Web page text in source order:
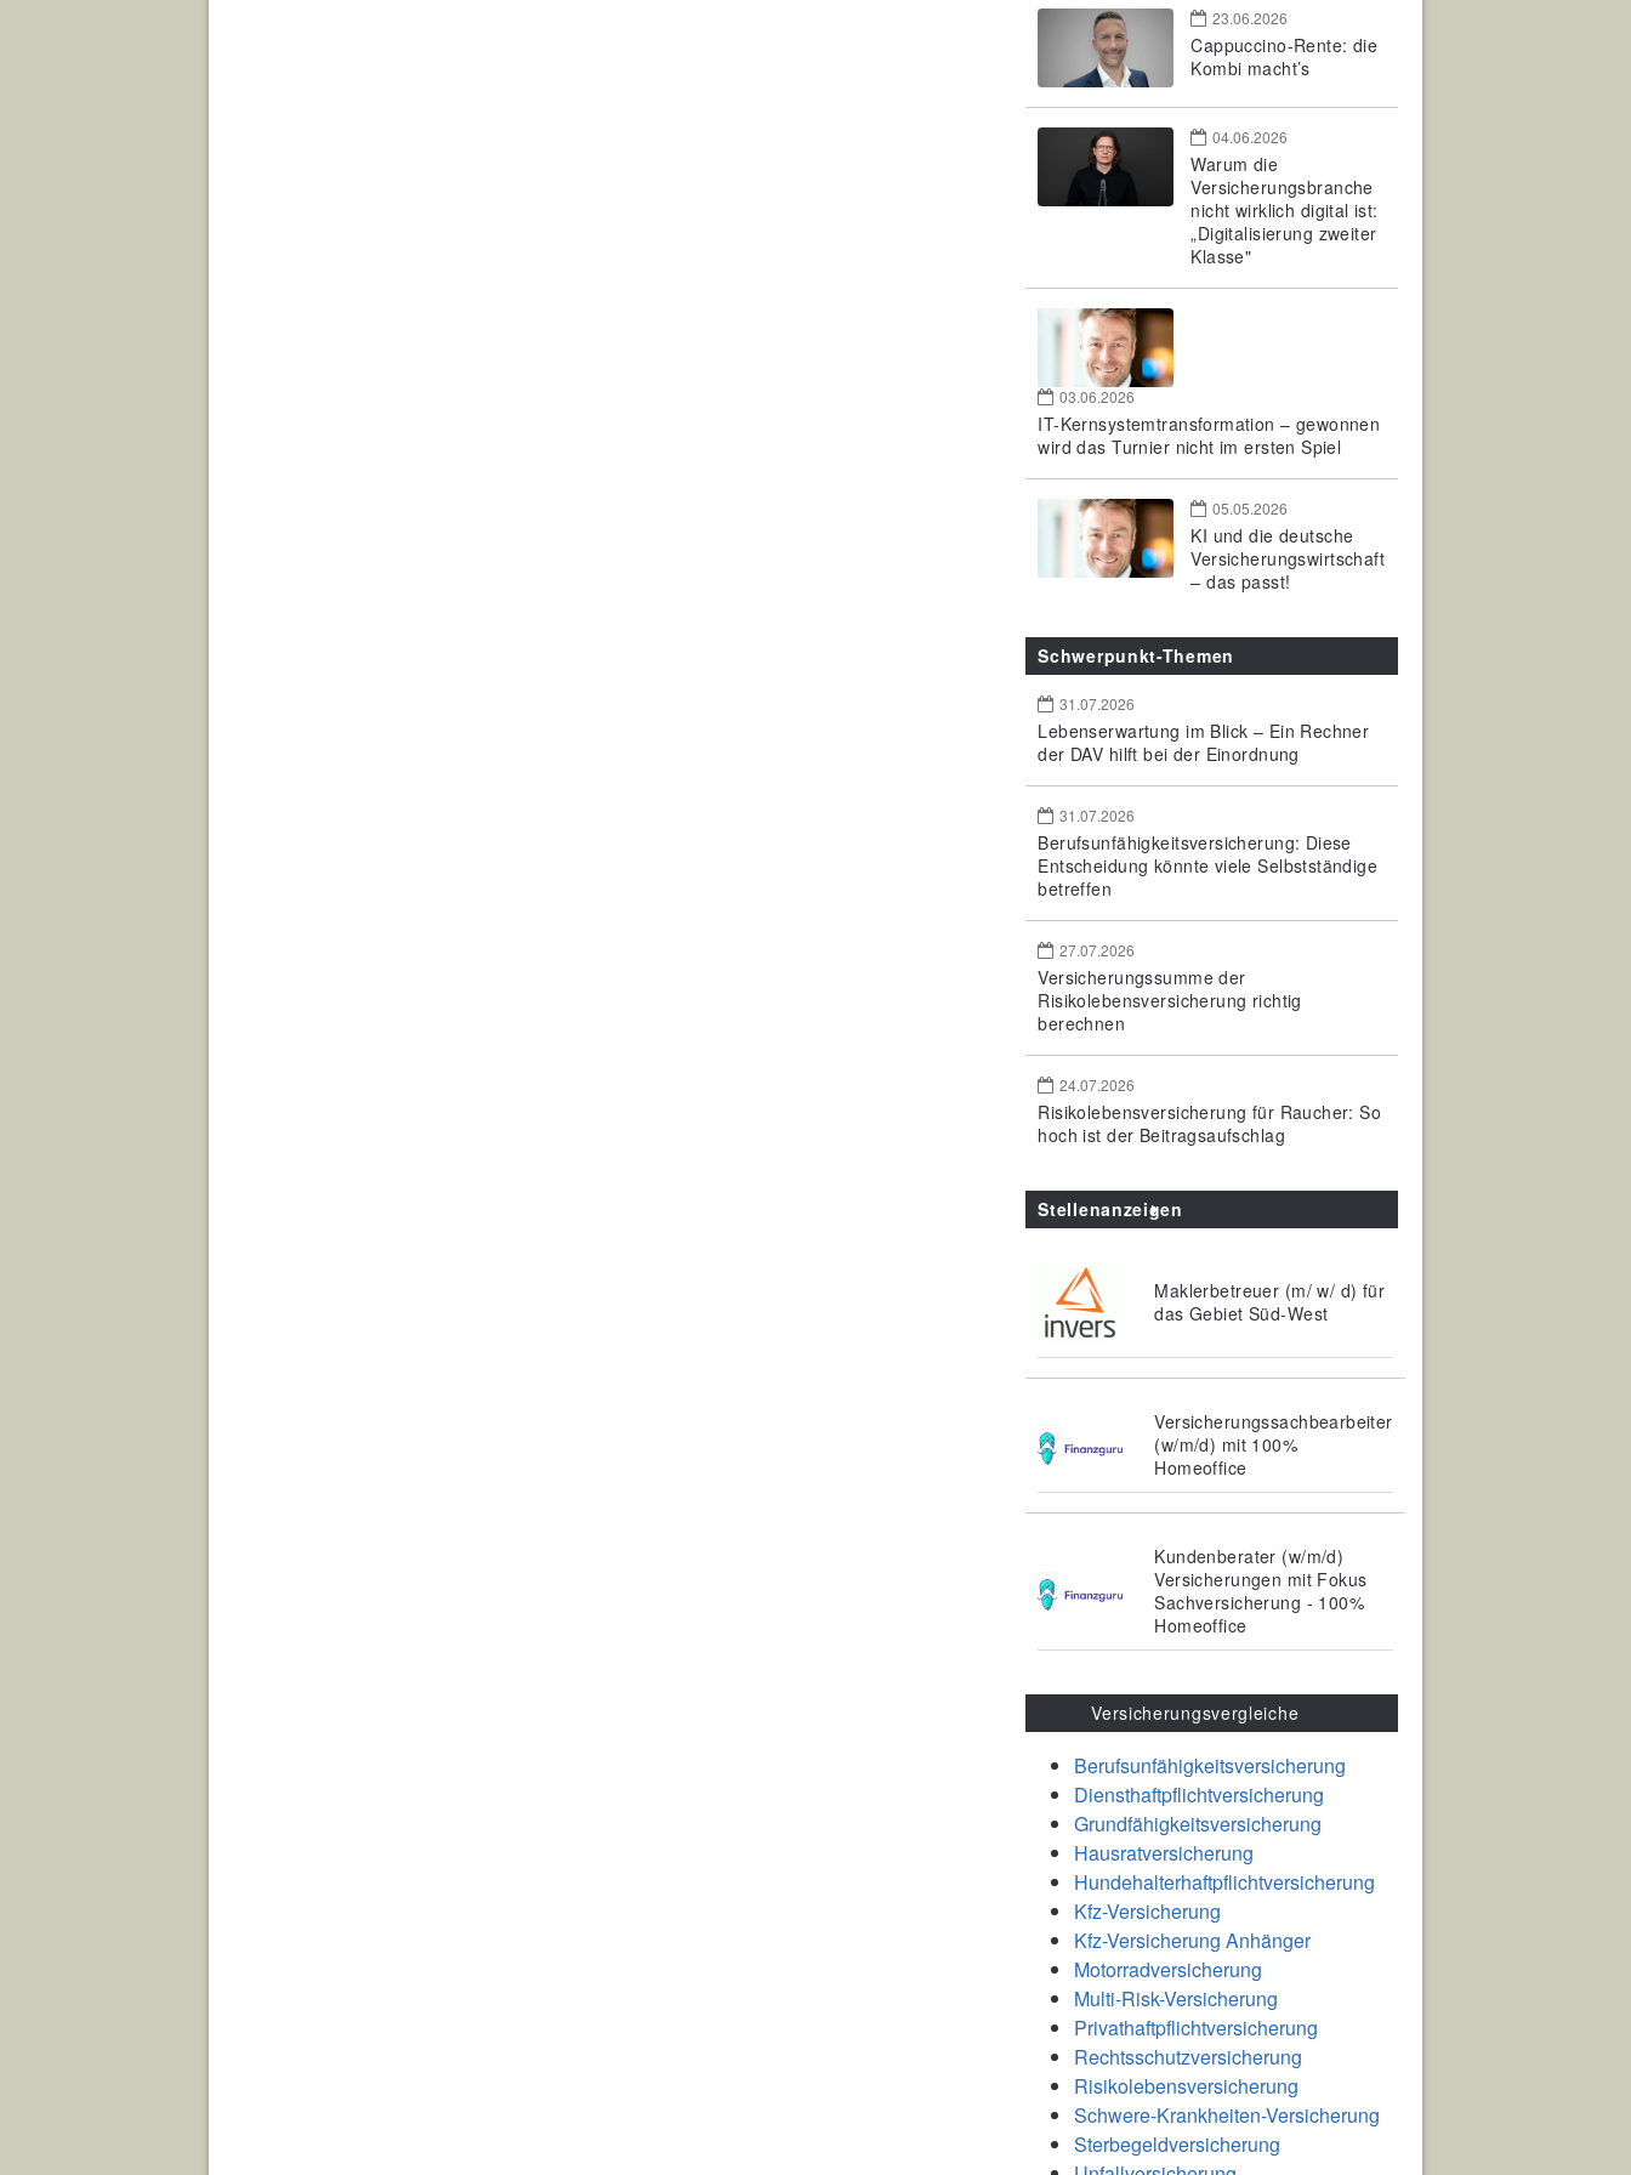
23.06.2026
Cappuccino-Rente: die
Kombi macht’s
04.06.2026
Warum die
Versicherungsbranche
nicht wirklich digital ist:
„Digitalisierung zweiter
Klasse"
03.06.2026
IT-Kernsystemtransformation – gewonnen
wird das Turnier nicht im ersten Spiel
05.05.2026
KI und die deutsche
Versicherungswirtschaft
– das passt!
Schwerpunkt-Themen
31.07.2026
Lebenserwartung im Blick – Ein Rechner
der DAV hilft bei der Einordnung
31.07.2026
Berufsunfähigkeitsversicherung: Diese
Entscheidung könnte viele Selbstständige
betreffen
27.07.2026
Versicherungssumme der
Risikolebensversicherung richtig
berechnen
24.07.2026
Risikolebensversicherung für Raucher: So
hoch ist der Beitragsaufschlag
Stellenanzeigen
Maklerbetreuer (m/ w/ d) für
das Gebiet Süd-West
Versicherungssachbearbeiter
(w/m/d) mit 100%
Homeoffice
Kundenberater (w/m/d)
Versicherungen mit Fokus
Sachversicherung - 100%
Homeoffice
Versicherungsvergleiche
Berufsunfähigkeitsversicherung
Diensthaftpflichtversicherung
Grundfähigkeitsversicherung
Hausratversicherung
Hundehalterhaftpflichtversicherung
Kfz-Versicherung
Kfz-Versicherung Anhänger
Motorradversicherung
Multi-Risk-Versicherung
Privathaftpflichtversicherung
Rechtsschutzversicherung
Risikolebensversicherung
Schwere-Krankheiten-Versicherung
Sterbegeldversicherung